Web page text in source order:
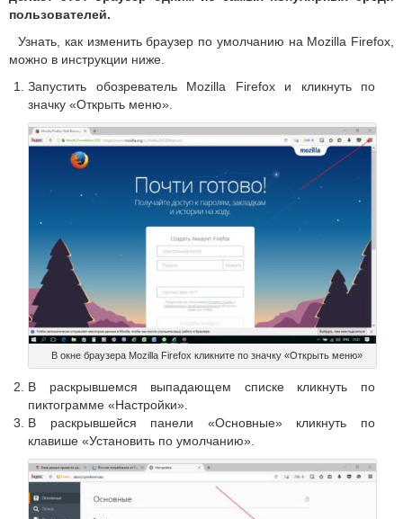
пользователей.
Узнать, как изменить браузер по умолчанию на Mozilla Firefox,
можно в инструкции ниже.
Запустить обозреватель Mozilla Firefox и кликнуть по
значку «Открыть меню».
В окне браузера Mozilla Firefox кликните по значку «Открыть меню»
В раскрывшемся выпадающем списке кликнуть по
пиктограмме «Настройки».
В раскрывшейся панели «Основные» кликнуть по
клавише «Установить по умолчанию».